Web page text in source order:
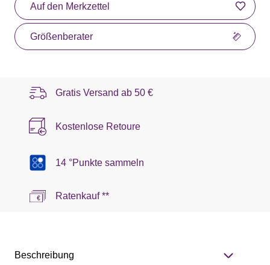
Auf den Merkzettel
Größenberater
Gratis Versand ab 50 €
Kostenlose Retoure
14 °Punkte sammeln
Ratenkauf **
Beschreibung